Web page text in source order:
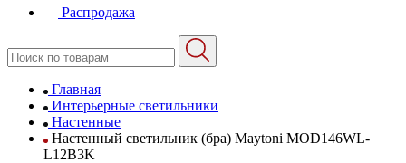
Распродажа
Главная
Интерьерные светильники
Настенные
Настенный светильник (бра) Maytoni MOD146WL-
L12B3K